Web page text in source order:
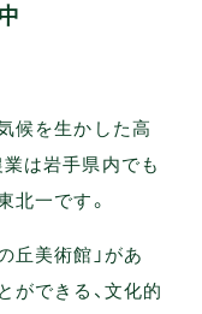
候を生かした高
は岩手県内でも
北一です。
丘美術館」があ
ができる、文化的